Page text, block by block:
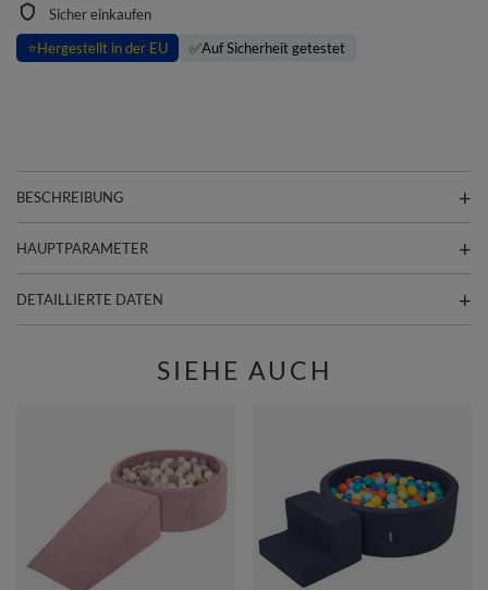
Sicher einkaufen
⭐Hergestellt in der EU ✅Auf Sicherheit getestet
BESCHREIBUNG
HAUPTPARAMETER
DETAILLIERTE DATEN
SIEHE AUCH